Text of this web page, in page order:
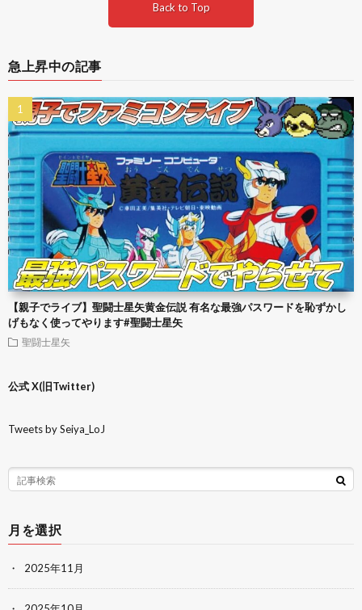
Back to Top
急上昇中の記事
【親子でライブ】聖闘士星矢黄金伝説 有名な最強パスワードを恥ずかし
げもなく使ってやります#聖闘士星矢
聖闘士星矢
公式 X(旧Twitter)
Tweets by Seiya_LoJ
月を選択
2025年11月